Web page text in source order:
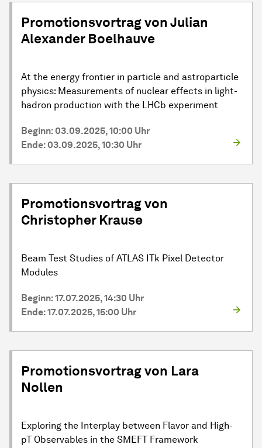
Promotionsvortrag von Julian
Alexander Boelhauve
At the energy frontier in particle and astroparticle
physics: Measurements of nuclear effects in light-
hadron production with the LHCb experiment
Beginn: 03.09.2025, 10:00 Uhr
Ende: 03.09.2025, 10:30 Uhr
Promotionsvortrag von
Christopher Krause
Beam Test Studies of ATLAS ITk Pixel Detector
Modules
Beginn: 17.07.2025, 14:30 Uhr
Ende: 17.07.2025, 15:00 Uhr
Promotionsvortrag von Lara
Nollen
Exploring the Interplay between Flavor and High-
pT Observables in the SMEFT Framework